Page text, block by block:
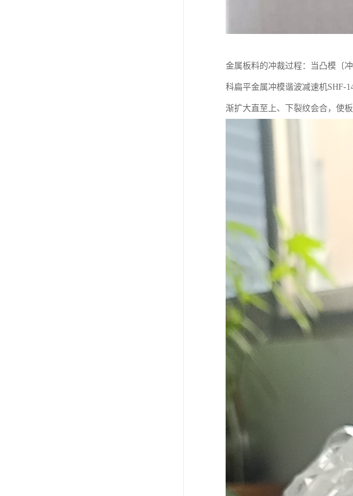
金属板料的冲裁过程：当凸模〔
科扁平金属冲模谐波减速机SHF-
渐扩大直至上、下裂纹会合，使板